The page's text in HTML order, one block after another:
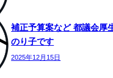
補正予算案など 都議会厚
のり子です
2025年12月15日